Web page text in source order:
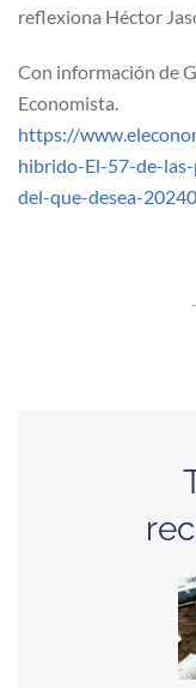
reflexiona Héctor
Con información de
Economista.
https://
hibrido-El-57-de-
del-que-desea-